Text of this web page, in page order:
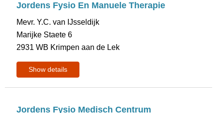
Jordens Fysio En Manuele Therapie
Mevr. Y.C. van IJsseldijk
Marijke Staete 6
2931 WB Krimpen aan de Lek
Show details
Jordens Fysio Medisch Centrum